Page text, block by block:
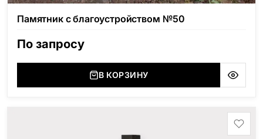
Памятник с благоустройством №50
По запросу
В КОРЗИНУ